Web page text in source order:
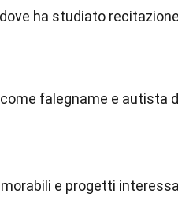
ha studiato
falegname e autista
e progetti